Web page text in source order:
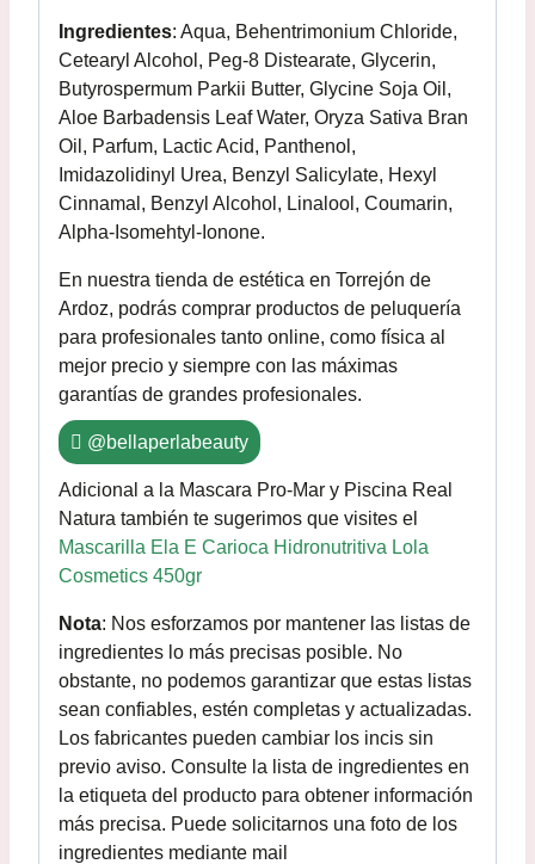
Ingredientes: Aqua, Behentrimonium Chloride,
Cetearyl Alcohol, Peg-8 Distearate, Glycerin,
Butyrospermum Parkii Butter, Glycine Soja Oil,
Aloe Barbadensis Leaf Water, Oryza Sativa Bran
Oil, Parfum, Lactic Acid, Panthenol,
Imidazolidinyl Urea, Benzyl Salicylate, Hexyl
Cinnamal, Benzyl Alcohol, Linalool, Coumarin,
Alpha-Isomehtyl-Ionone.
En nuestra tienda de estética en Torrejón de
Ardoz, podrás comprar productos de peluquería
para profesionales tanto online, como física al
mejor precio y siempre con las máximas
garantías de grandes profesionales.
@bellaperlabeauty
Adicional a la Mascara Pro-Mar y Piscina Real
Natura también te sugerimos que visites el
Mascarilla Ela E Carioca Hidronutritiva Lola
Cosmetics 450gr
Nota: Nos esforzamos por mantener las listas de
ingredientes lo más precisas posible. No
obstante, no podemos garantizar que estas listas
sean confiables, estén completas y actualizadas.
Los fabricantes pueden cambiar los incis sin
previo aviso. Consulte la lista de ingredientes en
la etiqueta del producto para obtener información
más precisa. Puede solicitarnos una foto de los
ingredientes mediante mail